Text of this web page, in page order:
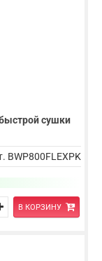
сушки
BWP800FLEXPK
В КОРЗИНУ